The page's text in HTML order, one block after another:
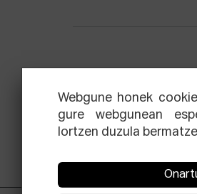
Webgune honek
gure webgunean
lortzen duzula